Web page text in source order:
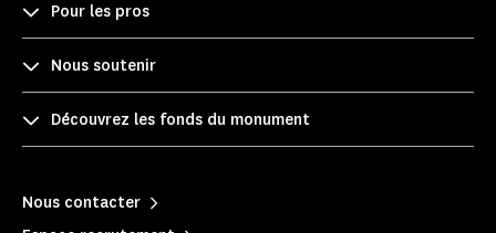
Pour les pros
Nous soutenir
Découvrez les fonds du monument
Nous contacter